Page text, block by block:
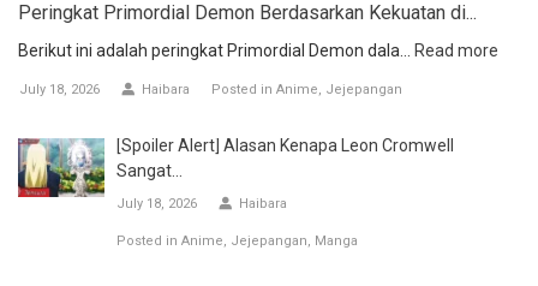
Peringkat Primordial Demon Berdasarkan Kekuatan di...
Berikut ini adalah peringkat Primordial Demon dala... Read more
July 18, 2026 Haibara Posted in Anime Jejepangan
[Spoiler Alert] Alasan Kenapa Leon Cromwell
Sangat...
July 18, 2026 Haibara
Posted in Anime Jejepangan Manga